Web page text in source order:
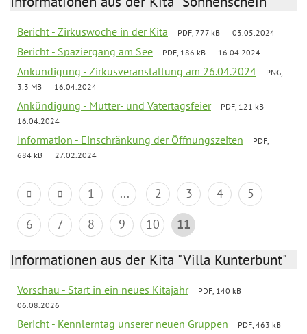
Bericht - Zirkuswoche in der Kita PDF, 777 kB 03.05.2024
Bericht - Spaziergang am See PDF, 186 kB 16.04.2024
Ankündigung - Zirkusveranstaltung am 26.04.2024
PNG,
3.3 MB
16.04.2024
Ankündigung - Mutter- und Vatertagsfeier
PDF, 121 kB
16.04.2024
Information - Einschränkung der Öffnungszeiten
PDF,
684 kB
27.02.2024
1 ... 2 3 4
5
6
7 8 9 10 11
Informationen aus der Kita "Villa Kunterbunt"
Vorschau - Start in ein neues Kitajahr
PDF, 140 kB
06.08.2026
Bericht - Kennlerntag unserer neuen Gruppen PDF, 463 kB